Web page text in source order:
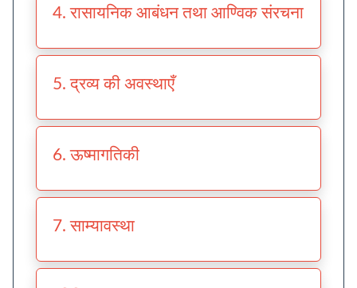
4. रासायनिक आबंधन तथा आण्विक संरचना
5. द्रव्य की अवस्थाएँ
6. ऊष्मागतिकी
7. साम्यावस्था